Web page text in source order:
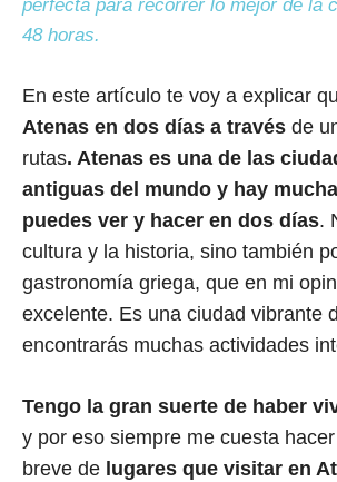
perfecta para recorrer lo mejor de la
48 horas.
En este artículo te voy a explicar
Atenas en dos días a través de
rutas. Atenas es una de las
antiguas del mundo y hay
puedes ver y hacer en dos días.
cultura y la historia, sino también
gastronomía griega, que en mi
excelente. Es una ciudad vibrante
encontrarás muchas actividades
Tengo la gran suerte de haber
y por eso siempre me cuesta
breve de lugares que visitar en